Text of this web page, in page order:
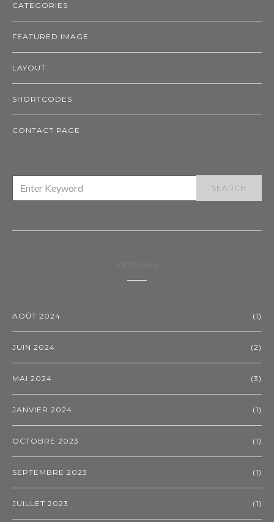
CATEGORIES
FEATURED IMAGE
LAYOUT
SHORTCODES
CONTACT PAGE
FOR:
SEARCH
AOÛT 2024 (1)
JUIN 2024 (2)
MAI 2024 (3)
JANVIER 2024 (1)
OCTOBRE 2023 (1)
SEPTEMBRE 2023 (1)
JUILLET 2023 (1)